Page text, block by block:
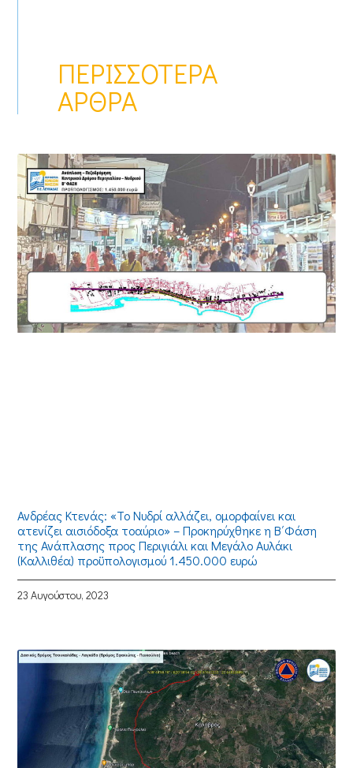
ΠΕΡΙΣΣΌΤΕΡΑ
ΆΡΘΡΑ
Ανδρέας Κτενάς: «Το Νυδρί αλλάζει, ομορφαίνει και
ατενίζει αισιόδοξα τοαύριο» – Προκηρύχθηκε η Β΄Φάση
της Ανάπλασης προς Περιγιάλι και Μεγάλο Αυλάκι
(Καλλιθέα) προϋπολογισμού 1.450.000 ευρώ
23 Αυγούστου, 2023